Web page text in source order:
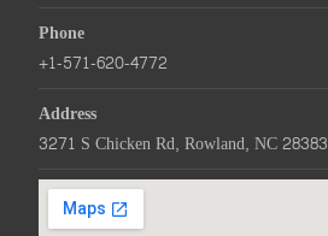
Phone
+1-571-620-4772
Address
3271 S Chicken Rd, Rowland, NC 28383